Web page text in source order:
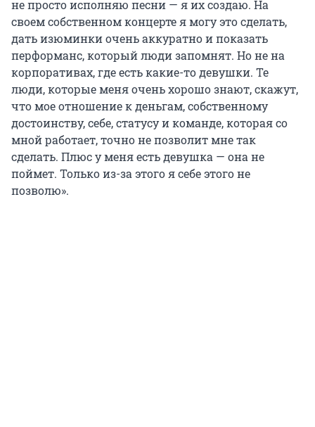
не просто исполняю песни — я их создаю. На
своем собственном концерте я могу это сделать,
дать изюминки очень аккуратно и показать
перформанс, который люди запомнят. Но не на
корпоративах, где есть какие-то девушки. Те
люди, которые меня очень хорошо знают, скажут,
что мое отношение к деньгам, собственному
достоинству, себе, статусу и команде, которая со
мной работает, точно не позволит мне так
сделать. Плюс у меня есть девушка — она не
поймет. Только из-за этого я себе этого не
позволю».